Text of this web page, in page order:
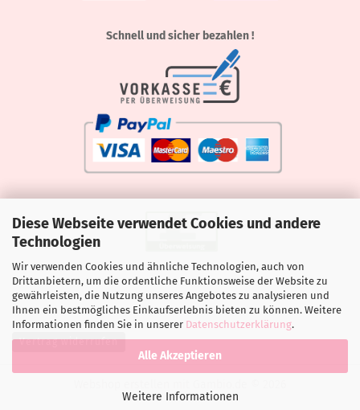
Diese Webseite verwendet Cookies und andere
Technologien
Wir verwenden Cookies und ähnliche Technologien, auch von
Drittanbietern, um die ordentliche Funktionsweise der Website zu
gewährleisten, die Nutzung unseres Angebotes zu analysieren und
Ihnen ein bestmögliches Einkaufserlebnis bieten zu können. Weitere
Informationen finden Sie in unserer Datenschutzerklärung.
Alle Akzeptieren
Weitere Informationen
Schnell und sicher bezahlen !
Vertrag widerrufen